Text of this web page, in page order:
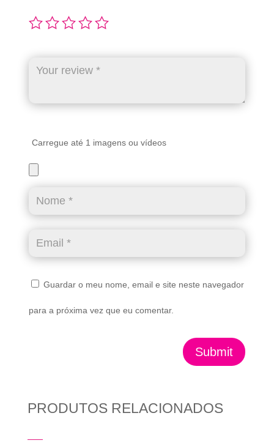
Carregue até 1 imagens ou vídeos
Guardar o meu nome, email e site neste navegador
para a próxima vez que eu comentar.
Submit
PRODUTOS RELACIONADOS